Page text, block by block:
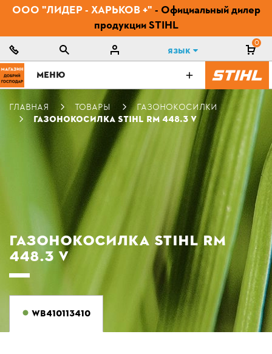
ООО "ЛИДЕР - ХАРЬКОВ +" - Официальный дилер
продукции STIHL
Язык
0
МЕНЮ
ГЛАВНАЯ ТОВАРЫ
ГАЗОНОКОСИЛКИ
ГАЗОНОКОСИЛКА STIHL RM 448.3 V
ГАЗОНОКОСИЛКА STIHL RM
448.3 V
WB410113410